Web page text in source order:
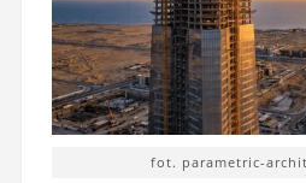
fot. parametric-